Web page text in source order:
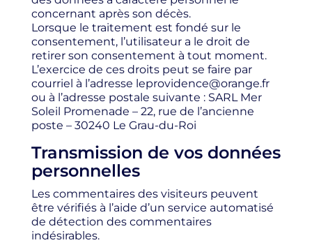
concernant après son décès.
Lorsque le traitement est fondé sur le
consentement, l’utilisateur a le droit de
retirer son consentement à tout moment.
L’exercice de ces droits peut se faire par
courriel à l’adresse leprovidence@orange.fr
ou à l’adresse postale suivante : SARL Mer
Soleil Promenade – 22, rue de l’ancienne
poste – 30240 Le Grau-du-Roi
Transmission de vos données
personnelles
Les commentaires des visiteurs peuvent
être vérifiés à l’aide d’un service automatisé
de détection des commentaires
indésirables.